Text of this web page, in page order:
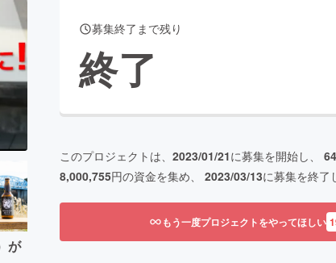
Creation
コミュニティ
が
募集終了まで残り
終了
このプロジェクトは、 2023/01/21に募集を開始し、
8,000,755円の資金を集め、 2023/03/13に募集を終了
もう一度プロジェクトをやってほしい